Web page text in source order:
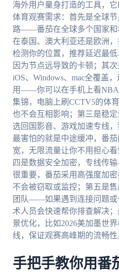
海外用户量身打造的工具，
体育观赛需求：首先是全球
路——番茄在全球多个国家和
在泰国、澳大利亚还是欧洲
检测你的位置，推荐延迟最
因为节点远导致的卡顿；其次
iOS、Windows、mac全覆盖
用——你可以在手机上看NBA
集锦，电脑上刷CCTV5的体
也不会互相影响；第三是稳
选回国影音、游戏加速专线
最害怕的就是中途缓冲，番
宽，无限流量让你不用担心
四是数据安全加密，专线传
很重要，番茄采用高强度加
不会被窃取或监控；第五是
团队——如果遇到连接问题或
术人员会快速帮你排查解决
景优化，比如2026美加墨世
线，保证观赛高峰期的流畅性
手把手教你用番